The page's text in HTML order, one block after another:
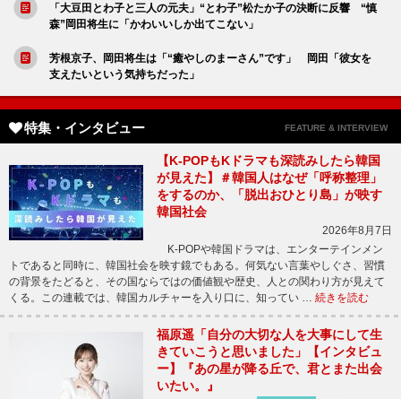
「大豆田とわ子と三人の元夫」“とわ子”松たか子の決断に反響 “慎
森”岡田将生に「かわいいしか出てこない」
芳根京子、岡田将生は「“癒やしのまーさん”です」 岡田「彼女を
支えたいという気持ちだった」
特集・インタビュー FEATURE & INTERVIEW
【K-POPもKドラマも深読みしたら韓国
が見えた】＃韓国人はなぜ「呼称整理」
をするのか、「脱出おひとり島」が映す
韓国社会
2026年8月7日
K-POPや韓国ドラマは、エンターテインメン
トであると同時に、韓国社会を映す鏡でもある。何気ない言葉やしぐさ、習慣
の背景をたどると、その国ならではの価値観や歴史、人との関わり方が見えて
くる。この連載では、韓国カルチャーを入り口に、知ってい … 続きを読む
福原遥「自分の大切な人を大事にして生
きていこうと思いました」【インタビュ
ー】『あの星が降る丘で、君とまた出会
いたい。』